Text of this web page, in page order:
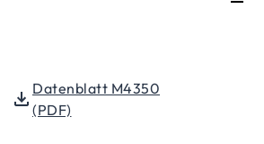
Datenblatt M4350
(PDF)